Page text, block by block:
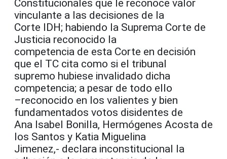
Constitucionales que le reconoce valor
vinculante a las decisiones de la
Corte IDH; habiendo la Suprema Corte de
Justicia reconocido la
competencia de esta Corte en decisión
que el TC cita como si el tribunal
supremo hubiese invalidado dicha
competencia; a pesar de todo ello
–reconocido en los valientes y bien
fundamentados votos disidentes de
Ana Isabel Bonilla, Hermógenes Acosta de
los Santos y Katia Miguelina
Jimenez,- declara inconstitucional la